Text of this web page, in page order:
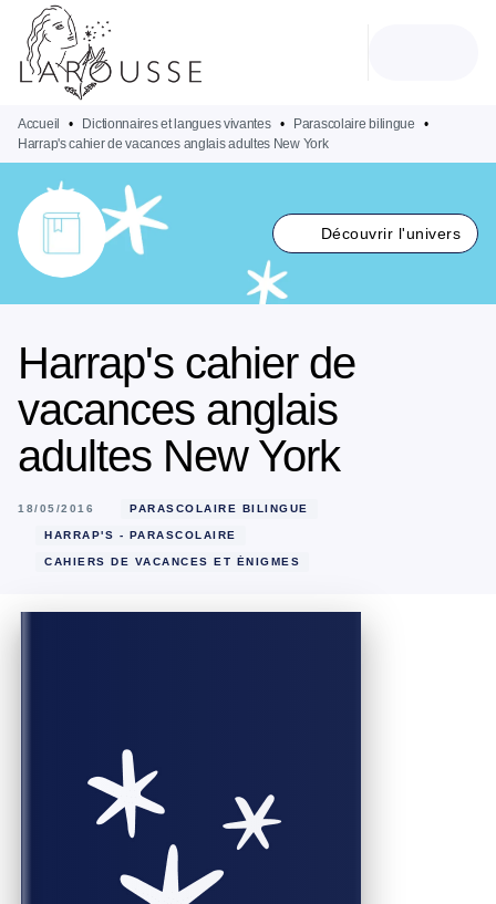
MENU
PIED DE PAGE
Accueil • Dictionnaires et langues vivantes • Parascolaire bilingue
•
Harrap's cahier de vacances anglais adultes New York
Découvrir l'univers
Harrap's cahier de
vacances anglais
adultes New York
18/05/2016 PARASCOLAIRE BILINGUE
HARRAP'S - PARASCOLAIRE
CAHIERS DE VACANCES ET ÉNIGMES